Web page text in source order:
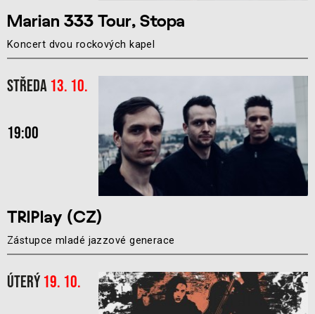
Marian 333 Tour, Stopa
Koncert dvou rockových kapel
Středa 13. 10.
19:00
TRIPlay (CZ)
Zástupce mladé jazzové generace
Úterý 19. 10.